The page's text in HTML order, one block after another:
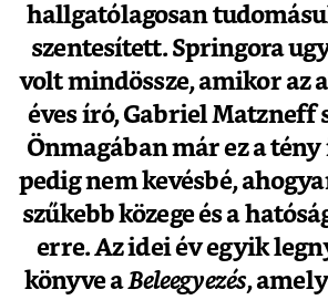
hallgatólagosan
szentesített. Springora
volt mindössze, amikor az
éves író, Gabriel Matzneff
Önmagában már ez a tény
pedig nem kevésbé,
szűkebb közege és a
erre. Az idei év egyik
könyve aBeleegyezés,